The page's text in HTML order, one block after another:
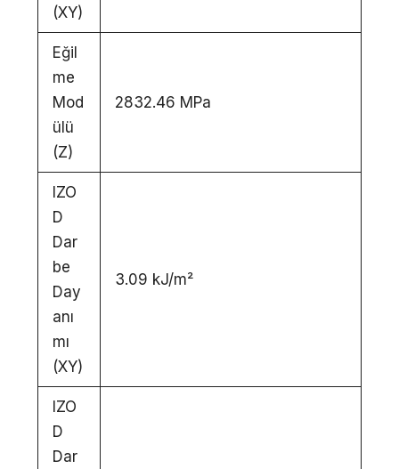
(XY)
Eğil
me
Mod
ülü
(Z)
2832.46 MPa
IZO
D
Dar
be
Day
anı
mı
(XY)
3.09 kJ/m²
IZO
D
Dar